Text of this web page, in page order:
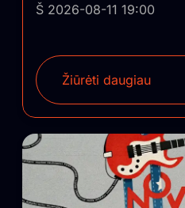
Š 2026-08-11 19:00
Žiūrėti daugiau